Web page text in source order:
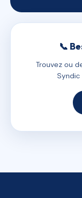
📞
Trouvez ou
Syndic